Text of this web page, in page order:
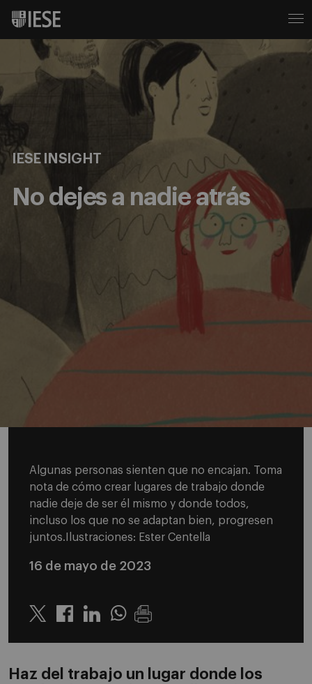
IESE INSIGHT
No dejes a nadie atrás
Algunas personas sienten que no encajan. Toma
nota de cómo crear lugares de trabajo donde
nadie deje de ser él mismo y donde todos,
incluso los que no se adaptan bien, progresen
juntos.Ilustraciones: Ester Centella
16 de mayo de 2023
Twitter LinkedinWhatsapp
Haz del trabajo un lugar donde los